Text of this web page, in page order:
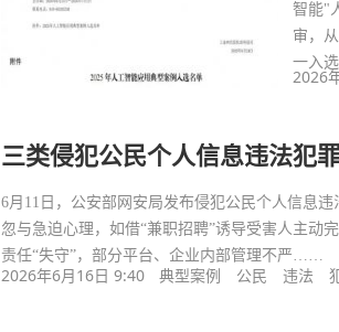
智能"
审，
一入
2026
三类侵犯公民个人信息违法犯
6月11日，公安部网安局发布侵犯公民个人信息
忽与急迫心理，如借“兼职招聘”诱导受害人主动
责任“失守”，部分平台、企业内部管理不严……
2026年6月16日 9:40 典型案例 公民 违法